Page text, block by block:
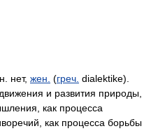
нет, жен. (греч. dialektike).
и развития природы,
как процесса
как процесса борьбы